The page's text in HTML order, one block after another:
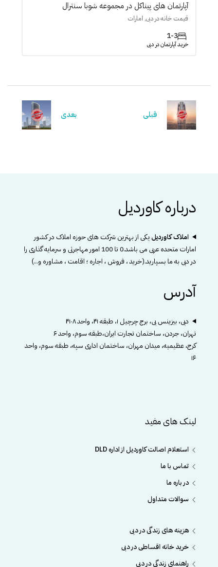
آپارتمان های پیناکل در مجموعه شوبا سنترال
قیمت خانه در دبی, امارات
1-3
خرید آپارتمان در دبی
قبلی بعدی
درباره کاوردیل
املاک کاوردیلیکی از بهترین شرکت های حوزه املاک در کشور
امارات متحده عربی می باشد.0 تا 100 امور مهاجرتی و سرمایه گذاری را
در دبی به ما بسپارید.(خرید ، فروش ، اجاره ؛ اقامت ، مشاوره و...)
آدرس
دبی، بیزینس بی، برج چرچیل ۱، طبقه ۴۱، واحد ۴۱۰۸
تهران، جردن، ساختمان تجارت ایران،طبقه سوم، واحد ۶
کرج، عظیمیه، میدان مهران، ساختمان اداری سپه، طبقه سوم، واحد
۱۶
لینک های مفید
استعلام اصالت کاوردیل از اداره DLD
تماس با ما
در باره ما
سوالات متداول
هزینه های زندگی در دبی
خرید خانه اقساطی در دبی
راهنمای زندگی در دبی